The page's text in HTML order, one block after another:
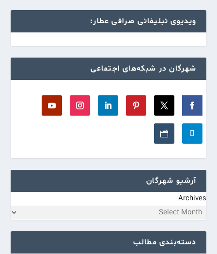
ویدیوی تبلیفاتی صرافی عطار:
شهرگان در شبکه‌های اجتماعی
آرشیو شهرگان
Archives
دسته‌بندی مطالب